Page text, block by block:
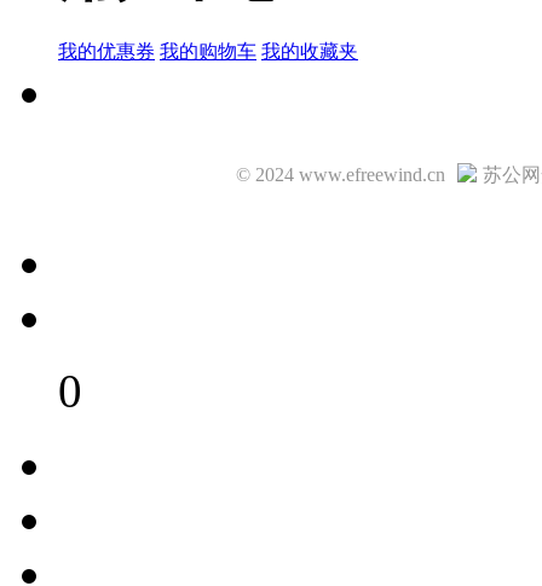
我的优惠券 我的购物车 我的收藏夹
© 2024 www.efreewind.cn 苏公网
0